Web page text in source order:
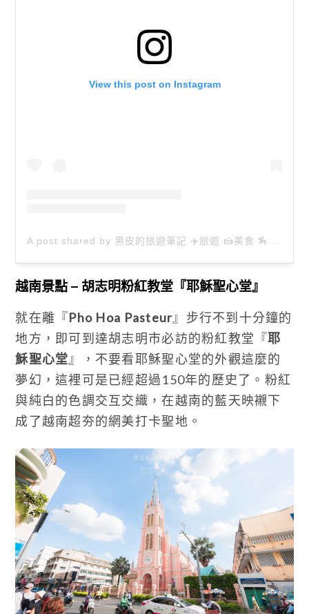
View this post on Instagram
越南景點 – 胡志明粉紅教堂『耶穌聖心堂』
就在離『Pho Hoa Pasteur』步行不到十分鐘的
地方，即可到達胡志明市必訪的粉紅教堂『耶
穌聖心堂 』，不要看耶穌聖心堂的外觀這麼的
夢幻，這裡可是已經超過150年的歷史了。粉紅
與純白的色調交互交織，在越南的藍天映襯下
成了越南超夯的網美打卡聖地。